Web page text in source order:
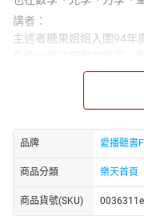
講者：
主述者糖果姐姐入圍94年
集附「甜蜜叮嚀」，啟迪
姐姐所說的故事，期望可
起討論、分享、理解生命
方式。
章節：
現代科學之父-牛頓第01章
品牌 愛播聽書
商品分類 樂天首頁
商品貨號(SKU)